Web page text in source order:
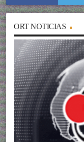
ORT NOTICIAS